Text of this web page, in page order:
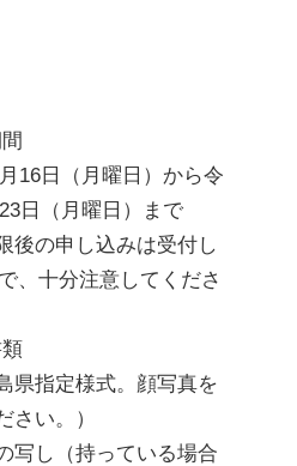
16日（月曜日）から令
日（月曜日）まで
後の申し込みは受付し
、十分注意してくださ
類
県指定様式。顔写真を
さい。）
写し（持っている場合